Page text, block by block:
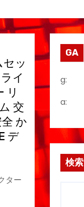
セッ
イ
リ
交
か
デ
ター
GA
g:
a:
検索